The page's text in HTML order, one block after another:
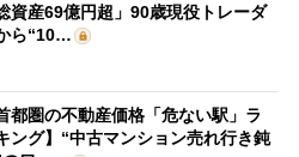
総資産69億円超」90歳現役トレーダ
ら“10…
首都圏の不動産価格「危ない駅」ラ
ング】“中古マンション売れ行き鈍